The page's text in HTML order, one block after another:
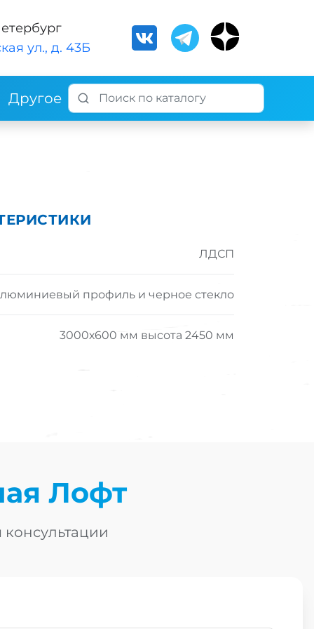
ул., д. 43Б
Другое
ЛДСП
профиль и черное стекло
3000х600 мм высота 2450 мм
Лофт